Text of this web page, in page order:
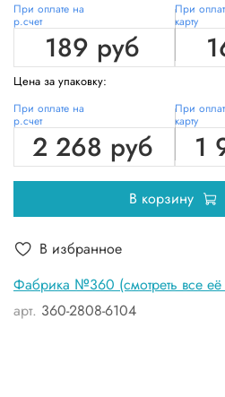
Фабрика №360 (смотреть все её
арт. 360-2808-6104
При оплате на
р.счет
189 руб
При
карту
Цена за упаковку:
При оплате на
р.счет
2 268 руб
При
карту
1
В корзину
В избранное